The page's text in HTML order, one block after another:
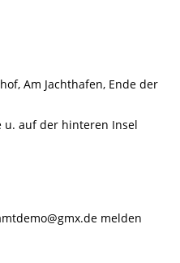
Am Jachthafen, Ende der
u. auf der hinteren Insel
melden